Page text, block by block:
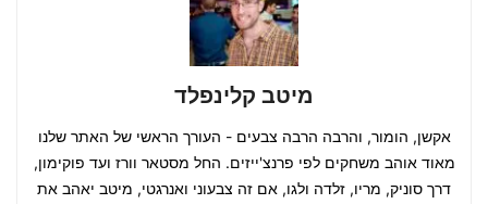
מיטב קלינפלד
אקשן, הומור, והרבה הרבה צבעים - העורך הראשי של האתר שלנו
מאוד אוהב משחקים לפי פרנצ'ייזים. החל מסטאר וורז ועד פוקימון,
דרך סוניק, מריו, זלדה ולגו, אם זה צבעוני ואנרגטי, מיטב יאהב את